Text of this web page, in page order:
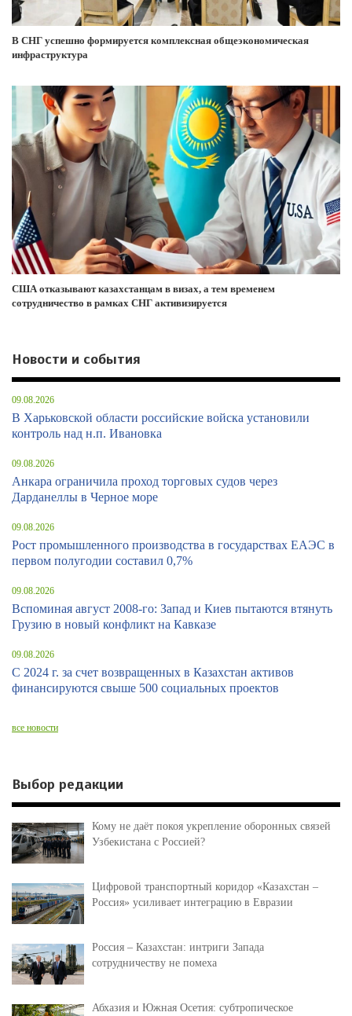
В СНГ успешно формируется комплексная общеэкономическая
инфраструктура
США отказывают казахстанцам в визах, а тем временем
сотрудничество в рамках СНГ активизируется
Новости и события
09.08.2026
В Харьковской области российские войска установили
контроль над н.п. Ивановка
09.08.2026
Анкара ограничила проход торговых судов через
Дарданеллы в Черное море
09.08.2026
Рост промышленного производства в государствах ЕАЭС в
первом полугодии составил 0,7%
09.08.2026
Вспоминая август 2008-го: Запад и Киев пытаются втянуть
Грузию в новый конфликт на Кавказе
09.08.2026
С 2024 г. за счет возвращенных в Казахстан активов
финансируются свыше 500 социальных проектов
все новости
Выбор редакции
Кому не даёт покоя укрепление оборонных связей
Узбекистана с Россией?
Цифровой транспортный коридор «Казахстан –
Россия» усиливает интеграцию в Евразии
Россия – Казахстан: интриги Запада
сотрудничеству не помеха
Абхазия и Южная Осетия: субтропическое